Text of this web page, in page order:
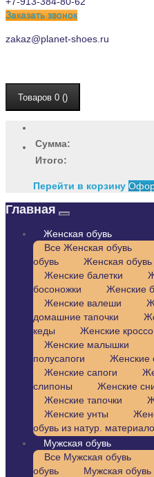
Заказать звонок
zakaz@planet-shoes.ru
Товаров 0 ()
Сумма:
Итого:
Перейти в корзину
Главная
Женская обувь
Все Женская обувь
обувь
Женская
Женские балетки
босоножки
Женские
Женские валеши
домашние тапочки
кеды
Женские
Женские малышки
полусапоги
Женские
Женские сапоги
слипоны
Женские
Женские тапочки
Женские унты
обувь из натур.
Мужская обувь
Все Мужская обувь
обувь
Мужская